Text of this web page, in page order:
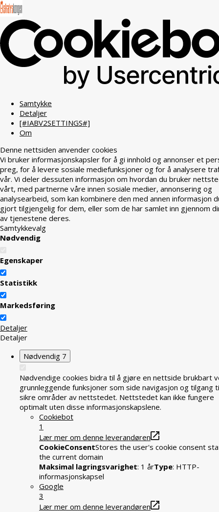
Samtykke
Detaljer
[#IABV2SETTINGS#]
Om
Denne nettsiden anvender cookies
Vi bruker informasjonskapsler for å gi innhold og annonser et
preg, for å levere sosiale mediefunksjoner og for å analysere
vår. Vi deler dessuten informasjon om hvordan du bruker
vårt, med partnerne våre innen sosiale medier, annonsering og
analysearbeid, som kan kombinere den med annen informasjon
gjort tilgjengelig for dem, eller som de har samlet inn gjennom
av tjenestene deres.
Samtykkevalg
Nødvendig
Egenskaper
Statistikk
Markedsføring
Detaljer
Detaljer
Nødvendig 7
Nødvendige cookies bidra til å gjøre en nettside brukbart
grunnleggende funksjoner som side navigasjon og tilgang
sikre områder av nettstedet. Nettstedet kan ikke fungere
optimalt uten disse informasjonskapslene.
Cookiebot
1
Lær mer om denne leverandøren
CookieConsentStores the user's cookie consent
the current domain
Maksimal lagringsvarighet: 1 årType: HTTP-
informasjonskapsel
Google
3
Lær mer om denne leverandøren